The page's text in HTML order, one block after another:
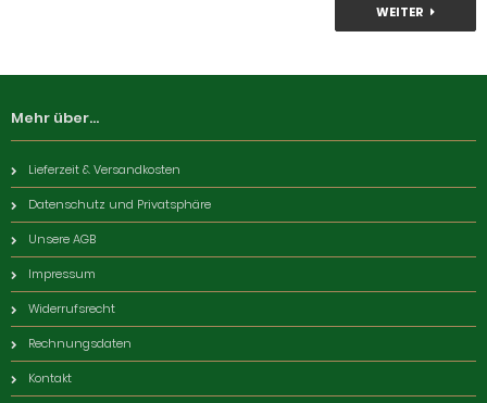
WEITER
Mehr über...
Lieferzeit & Versandkosten
Datenschutz und Privatsphäre
Unsere AGB
Impressum
Widerrufsrecht
Rechnungsdaten
Kontakt